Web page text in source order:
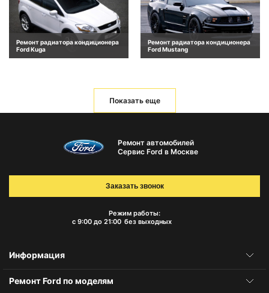
Ремонт радиатора кондиционера
Ford Kuga
Ремонт радиатора кондиционера
Ford Mustang
Показать еще
Ремонт автомобилей
Сервис Ford в Москве
Режим работы:
с 9:00 до 21:00 без выходных
Заказать звонок
Информация
Ремонт Ford по моделям